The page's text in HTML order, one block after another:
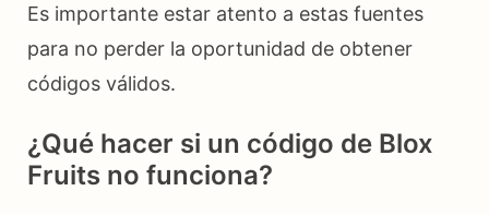
Es importante estar atento a estas fuentes
para no perder la oportunidad de obtener
códigos válidos.
¿Qué hacer si un código de Blox
Fruits no funciona?